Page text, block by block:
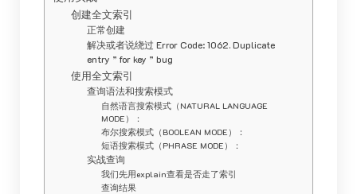
创建全文索引
正常创建
解决或者说绕过 Error Code: 1062. Duplicate
entry ” for key ” bug
使用全文索引
查询语法和搜索模式
自然语言搜索模式（NATURAL LANGUAGE
MODE）：
布尔搜索模式（BOOLEAN MODE）：
短语搜索模式（PHRASE MODE）：
实战查询
我们先用explain查看是否走了索引
查询结果